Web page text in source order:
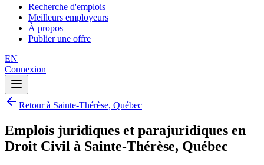
Recherche d'emplois
Meilleurs employeurs
À propos
Publier une offre
EN
Connexion
Retour à Sainte-Thérèse, Québec
Emplois juridiques et parajuridiques en
Droit Civil à Sainte-Thérèse, Québec